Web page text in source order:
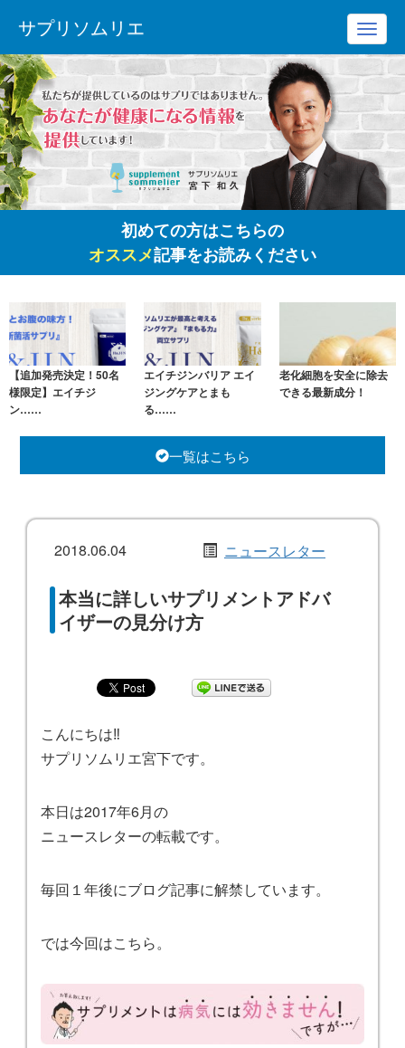
サプリソムリエ
初めての方はこちらの
オススメ記事をお読みください
【追加発売決定！50名
様限定】エイチジ
ン……
エイチジンバリア エイ
ジングケアとまも
る……
老化細胞を安全に除去
できる最新成分！
一覧はこちら
2018.06.04 ニュースレター
本当に詳しいサプリメントアドバ
イザーの見分け方
こんにちは‼️
サプリソムリエ宮下です。
本日は2017年6月の
ニュースレターの転載です。
毎回１年後にブログ記事に解禁しています。
では今回はこちら。